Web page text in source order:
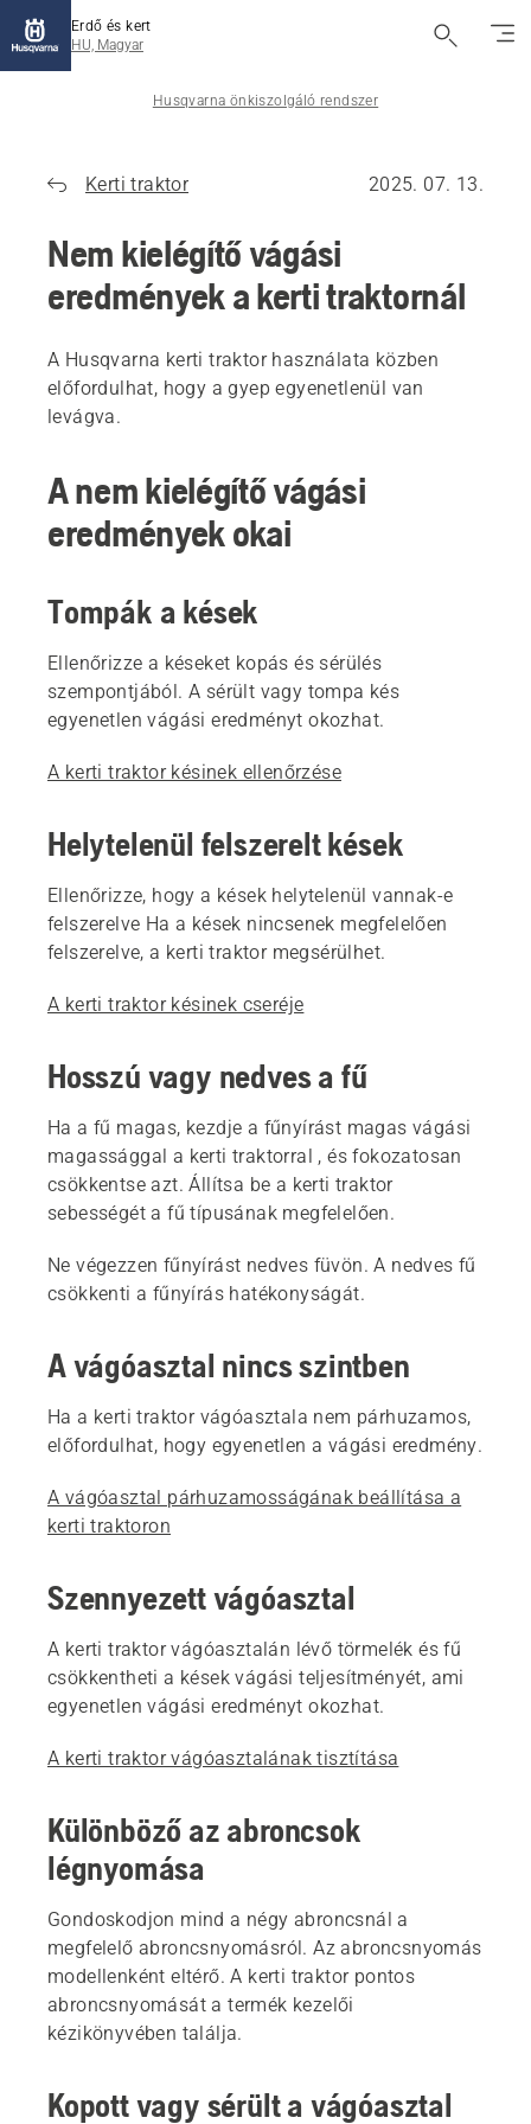
Erdő és kert
HU, Magyar
Husqvarna önkiszolgáló rendszer
Kerti traktor 2025. 07. 13.
Nem kielégítő vágási
eredmények a kerti traktornál
A Husqvarna kerti traktor használata közben
előfordulhat, hogy a gyep egyenetlenül van
levágva.
A nem kielégítő vágási
eredmények okai
Tompák a kések
Ellenőrizze a késeket kopás és sérülés
szempontjából. A sérült vagy tompa kés
egyenetlen vágási eredményt okozhat.
A kerti traktor késinek ellenőrzése
Helytelenül felszerelt kések
Ellenőrizze, hogy a kések helytelenül vannak-e
felszerelve Ha a kések nincsenek megfelelően
felszerelve, a kerti traktor megsérülhet.
A kerti traktor késinek cseréje
Hosszú vagy nedves a fű
Ha a fű magas, kezdje a fűnyírást magas vágási
magassággal a kerti traktorral , és fokozatosan
csökkentse azt. Állítsa be a kerti traktor
sebességét a fű típusának megfelelően.
Ne végezzen fűnyírást nedves füvön. A nedves fű
csökkenti a fűnyírás hatékonyságát.
A vágóasztal nincs szintben
Ha a kerti traktor vágóasztala nem párhuzamos,
előfordulhat, hogy egyenetlen a vágási eredmény.
A vágóasztal párhuzamosságának beállítása a
kerti traktoron
Szennyezett vágóasztal
A kerti traktor vágóasztalán lévő törmelék és fű
csökkentheti a kések vágási teljesítményét, ami
egyenetlen vágási eredményt okozhat.
A kerti traktor vágóasztalának tisztítása
Különböző az abroncsok
légnyomása
Gondoskodjon mind a négy abroncsnál a
megfelelő abroncsnyomásról. Az abroncsnyomás
modellenként eltérő. A kerti traktor pontos
abroncsnyomását a termék kezelői
kézikönyvében találja.
Kopott vagy sérült a vágóasztal